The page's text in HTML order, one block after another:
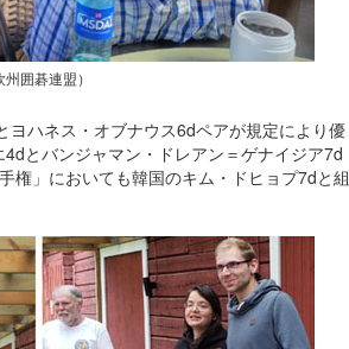
囲碁連盟）
ハネス・オブナウス6dペアが規定により優
とバンジャマン・ドレアン＝ゲナイジア7d
権」においても韓国のキム・ドヒョプ7dと組